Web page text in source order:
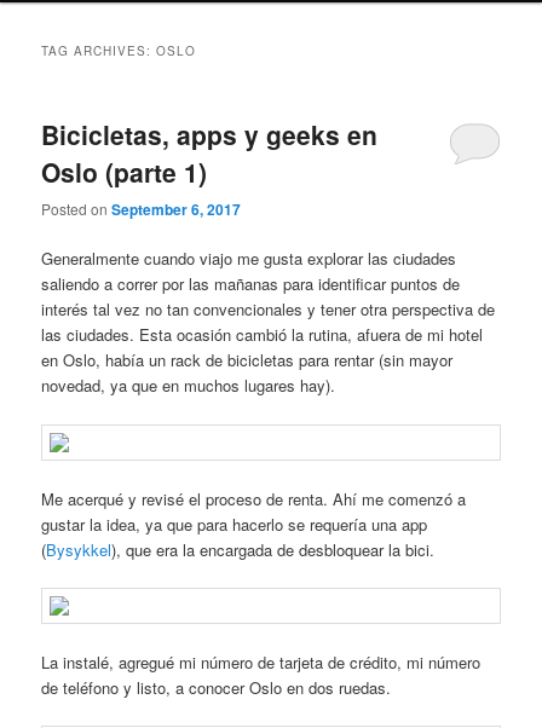
TAG ARCHIVES:OSLO
Bicicletas, apps y geeks en
Oslo (parte 1)
Posted onSeptember 6, 2017
Generalmente cuando viajo me gusta explorar las ciudades
saliendo a correr por las mañanas para identificar puntos de
interés tal vez no tan convencionales y tener otra perspectiva de
las ciudades. Esta ocasión cambió la rutina, afuera de mi hotel
en Oslo, había un rack de bicicletas para rentar (sin mayor
novedad, ya que en muchos lugares hay).
Me acerqué y revisé el proceso de renta. Ahí me comenzó a
gustar la idea, ya que para hacerlo se requería una app
(Bysykkel), que era la encargada de desbloquear la bici.
La instalé, agregué mi número de tarjeta de crédito, mi número
de teléfono y listo, a conocer Oslo en dos ruedas.